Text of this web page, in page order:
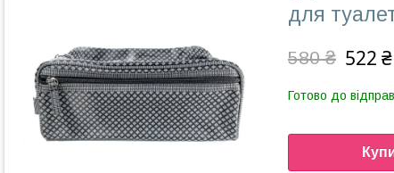
для
580 ₴ 522 ₴
Готово до